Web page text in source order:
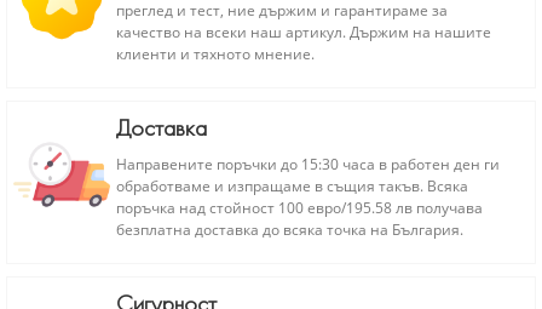
преглед и тест, ние държим и гарантираме за
качество на всеки наш артикул. Държим на нашите
клиенти и тяхното мнение.
Доставка
Направените поръчки до 15:30 часа в работен ден ги
обработваме и изпращаме в същия такъв. Всяка
поръчка над стойност 100 евро/195.58 лв получава
безплатна доставка до всяка точка на България.